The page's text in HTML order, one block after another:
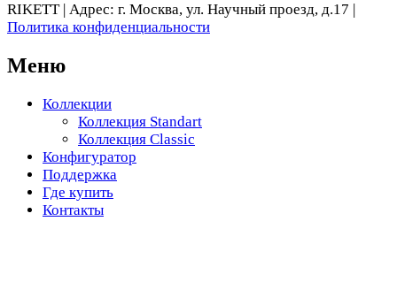
RIKETT | Адрес: г. Москва, ул. Научный проезд, д.17 |
Политика конфиденциальности
Меню
Коллекции
Коллекция Standart
Коллекция Classic
Конфигуратор
Поддержка
Где купить
Контакты